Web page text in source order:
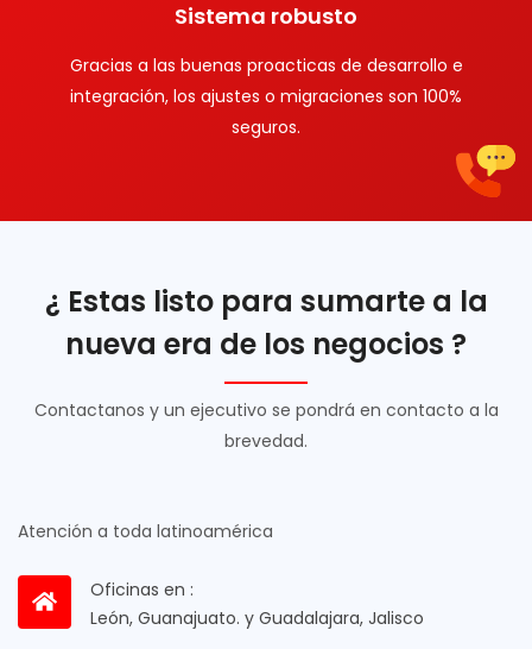
Sistema robusto
Gracias a las buenas proacticas de desarrollo e
integración, los ajustes o migraciones son 100%
seguros.
¿ Estas listo para sumarte a la
nueva era de los negocios ?
Contactanos y un ejecutivo se pondrá en contacto a la
brevedad.
Atención a toda latinoamérica
Oficinas en :
León, Guanajuato. y Guadalajara, Jalisco